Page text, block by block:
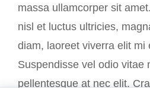
massa ullamcorper sit
nisl et luctus ultricies,
diam, laoreet viverra elit mi
Suspendisse vel odio vitae
pellentesque at nec elit.